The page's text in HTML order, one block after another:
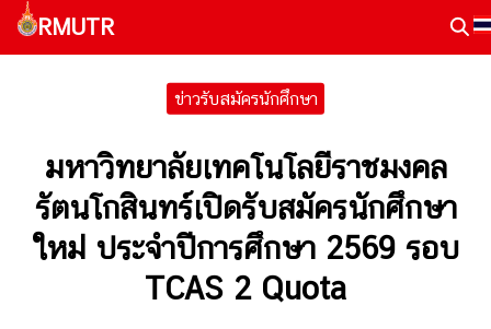
Skip
RMUTR
ข่าวรับสมัครนักศึกษา
มหาวิทยาลัยเทคโนโลยีราชมงคล
รัตนโกสินทร์เปิดรับสมัครนักศึกษา
ใหม่ ประจำปีการศึกษา 2569 รอบ
TCAS 2 Quota